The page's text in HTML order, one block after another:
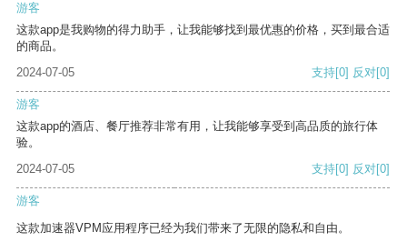
游客
这款app是我购物的得力助手，让我能够找到最优惠的价格，买到最合适
的商品。
2024-07-05
支持[0] 反对[0]
游客
这款app的酒店、餐厅推荐非常有用，让我能够享受到高品质的旅行体
验。
2024-07-05
支持[0] 反对[0]
游客
这款加速器VPM应用程序已经为我们带来了无限的隐私和自由。